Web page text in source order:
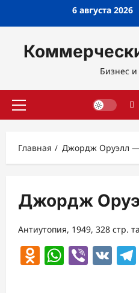
6 августа 2026
Бизнес
Основное
Главная Джордж Оруэлл
Джордж
Антиутопия, 1949, 328 стр.
Viber
VK